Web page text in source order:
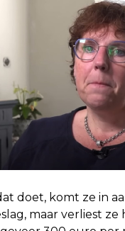
doet, komt ze in
maar verliest ze